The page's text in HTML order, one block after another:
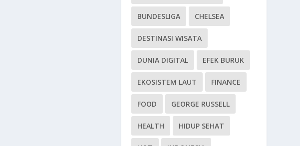
BUNDESLIGA CHELSEA
DESTINASI WISATA
DUNIA DIGITAL EFEK BURUK
EKOSISTEM LAUT FINANCE
FOOD GEORGE RUSSELL
HEALTH HIDUP SEHAT